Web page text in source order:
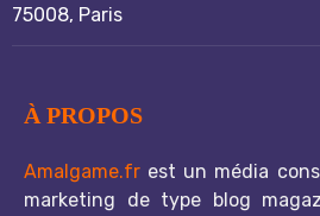
75008, Paris
À PROPOS
Amalgame.fr est un média
marketing de type blog